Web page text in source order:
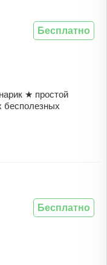
★ простой
бесполезных
Бесплатно
Бесплатно